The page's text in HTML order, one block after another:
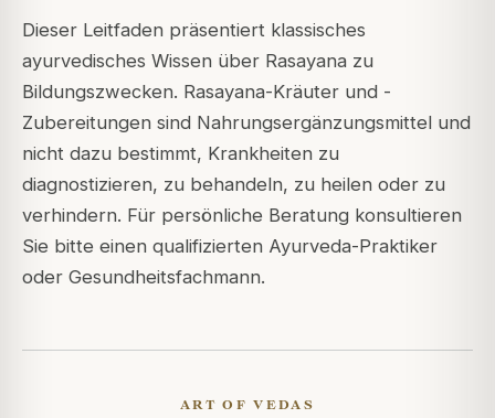
Dieser Leitfaden präsentiert klassisches
ayurvedisches Wissen über Rasayana zu
Bildungszwecken. Rasayana-Kräuter und -
Zubereitungen sind Nahrungsergänzungsmittel und
nicht dazu bestimmt, Krankheiten zu
diagnostizieren, zu behandeln, zu heilen oder zu
verhindern. Für persönliche Beratung konsultieren
Sie bitte einen qualifizierten Ayurveda-Praktiker
oder Gesundheitsfachmann.
ART OF VEDAS